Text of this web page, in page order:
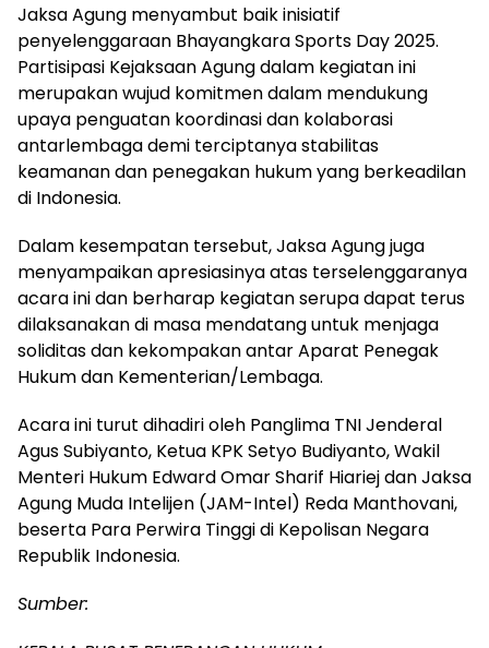
Jaksa Agung menyambut baik inisiatif
penyelenggaraan Bhayangkara Sports Day 2025.
Partisipasi Kejaksaan Agung dalam kegiatan ini
merupakan wujud komitmen dalam mendukung
upaya penguatan koordinasi dan kolaborasi
antarlembaga demi terciptanya stabilitas
keamanan dan penegakan hukum yang berkeadilan
di Indonesia.
Dalam kesempatan tersebut, Jaksa Agung juga
menyampaikan apresiasinya atas terselenggaranya
acara ini dan berharap kegiatan serupa dapat terus
dilaksanakan di masa mendatang untuk menjaga
soliditas dan kekompakan antar Aparat Penegak
Hukum dan Kementerian/Lembaga.
Acara ini turut dihadiri oleh Panglima TNI Jenderal
Agus Subiyanto, Ketua KPK Setyo Budiyanto, Wakil
Menteri Hukum Edward Omar Sharif Hiariej dan Jaksa
Agung Muda Intelijen (JAM-Intel) Reda Manthovani,
beserta Para Perwira Tinggi di Kepolisan Negara
Republik Indonesia.
Sumber: